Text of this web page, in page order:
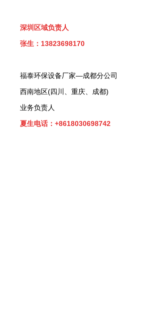
深圳区域负责人
张生：13823698170
福泰环保设备厂家—成都分公司
西南地区(四川、重庆、成都)
业务负责人
夏生电话：+8618030698742